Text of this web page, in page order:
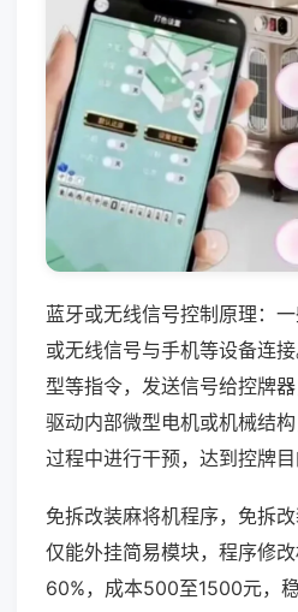
蓝牙或无线信号控制原理：
或无线信号与手机等设备连
型等指令，发送信号给控牌
驱动内部微型电机或机械结
过程中进行干预，达到控牌目
免拆改装麻将机程序，免拆改
仅能外挂简易模块，程序修
60%，成本500至1500元，